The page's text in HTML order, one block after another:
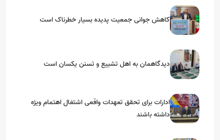
کاهش جوانی جمعیت پدیده بسیار خطرناک است
دیدگاهمان به اهل تشییع و تسنن یکسان است
ادارات برای تحقق تعهدات‌ واقعی اشتغال اهتمام ویژه
داشته باشند